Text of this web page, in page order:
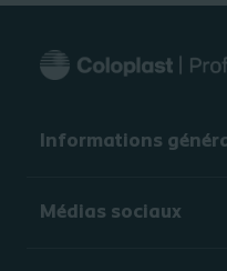
Informations
Médias sociaux